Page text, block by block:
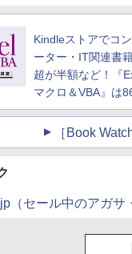
Kindleストアでコ
ーター・IT関連書
超が半額など！『
マクロ＆VBA』は
［Book
（セール中のアガサ